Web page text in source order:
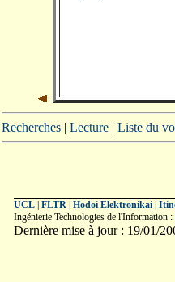
Recherches | Lecture | Liste du
UCL FLTR Hodoi Elektronikai
Ingénierie Technologies de l'Information :
Dernière mise à jour : 19/01/